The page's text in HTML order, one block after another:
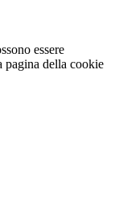
essere
pagina della cookie